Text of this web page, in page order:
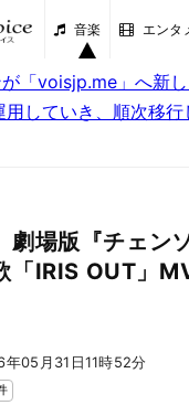
音楽 エンタ
「voisjp.me」へ新
していき、順次移行
劇場版『チェン
「IRIS OUT」
年05月31日11時52分